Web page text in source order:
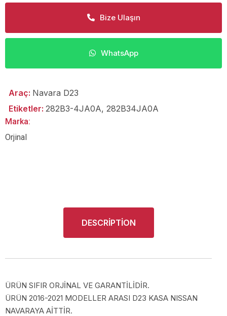
Bize Ulaşın
WhatsApp
Araç: Navara D23
Etiketler: 282B3-4JA0A, 282B34JA0A
Marka:
Orjinal
DESCRIPTION
ÜRÜN SIFIR ORJİNAL VE GARANTİLİDİR.
ÜRÜN 2016-2021 MODELLER ARASI D23 KASA NISSAN
NAVARAYA AİTTİR.